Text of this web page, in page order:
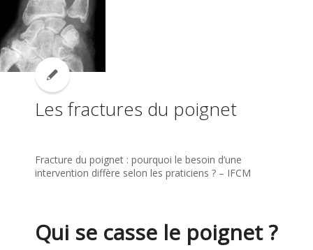
Les fractures du poignet
Fracture du poignet : pourquoi le besoin d’une
intervention diffère selon les praticiens ? – IFCM
Qui se casse le poignet ?